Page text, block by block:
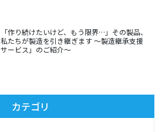
「作り続けたいけど、もう限界…」その製品、
私たちが製造を引き継ぎます ～製造継承支援
サービス」のご紹介～
カテゴリ